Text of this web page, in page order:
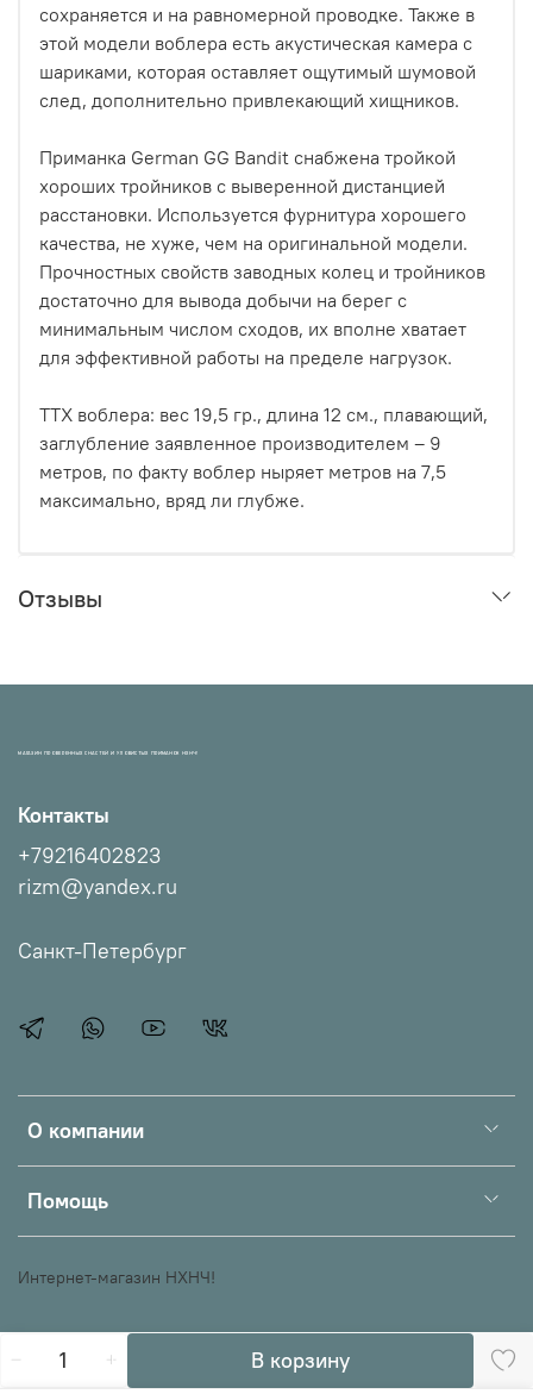
В корзину
сохраняется и на равномерной проводке. Также в
этой модели воблера есть акустическая камера с
шариками, которая оставляет ощутимый шумовой
след, дополнительно привлекающий хищников.
Приманка German GG Bandit снабжена тройкой
хороших тройников с выверенной дистанцией
расстановки. Используется фурнитура хорошего
качества, не хуже, чем на оригинальной модели.
Прочностных свойств заводных колец и тройников
достаточно для вывода добычи на берег с
минимальным числом сходов, их вполне хватает
для эффективной работы на пределе нагрузок.
ТТХ воблера: вес 19,5 гр., длина 12 см., плавающий,
заглубление заявленное производителем – 9
метров, по факту воблер ныряет метров на 7,5
максимально, вряд ли глубже.
Отзывы
МАГАЗИН ПРОВЕРЕННЫХ СНАСТЕЙ И УЛОВИСТЫХ ПРИМАНОК НХНЧ!
О компании
Помощь
Контакты
+79216402823
rizm@yandex.ru
Санкт-Петербург
Интернет-магазин НХНЧ!